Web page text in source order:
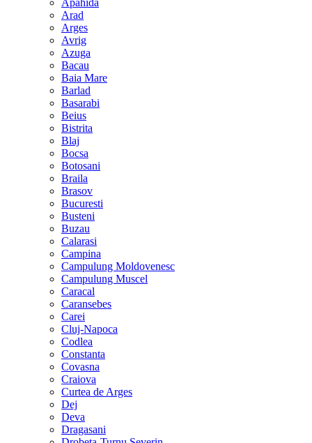
Apahida
Arad
Arges
Avrig
Azuga
Bacau
Baia Mare
Barlad
Basarabi
Beius
Bistrita
Blaj
Bocsa
Botosani
Braila
Brasov
Bucuresti
Busteni
Buzau
Calarasi
Campina
Campulung Moldovenesc
Campulung Muscel
Caracal
Caransebes
Carei
Cluj-Napoca
Codlea
Constanta
Covasna
Craiova
Curtea de Arges
Dej
Deva
Dragasani